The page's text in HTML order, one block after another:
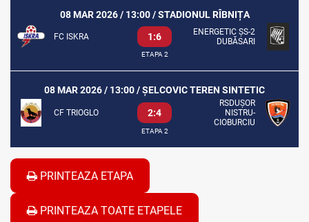
08 MAR 2026 / 13:00 / STADIONUL RÎBNIȚA
FC ISKRA 1:6
ENERGETIC ȘS-2
DUBĂSARI
ETAPA 2
08 MAR 2026 / 13:00 / ȘELCOVIC TEREN SINTETIC
CF TRIOGLO 2:4
RSDUȘOR
NISTRU-
CIOBURCIU
ETAPA 2
PRINTEAZA ETAPA
PRINTEAZA TOATE ETAPELE